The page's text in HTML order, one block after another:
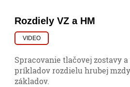
Rozdiely VZ a HM
VIDEO
Spracovanie tlačovej zostavy
príkladov rozdielu hrubej
základov.